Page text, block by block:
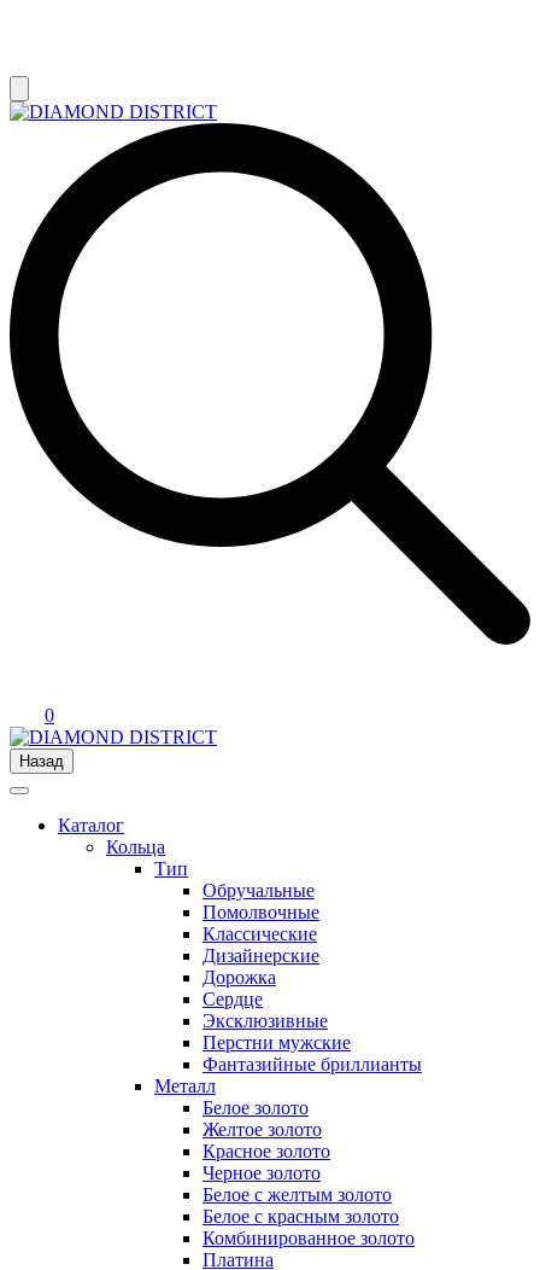
0
Назад
Каталог
Кольца
Тип
Обручальные
Помолвочные
Классические
Дизайнерские
Дорожка
Сердце
Эксклюзивные
Перстни мужские
Фантазийные бриллианты
Металл
Белое золото
Желтое золото
Красное золото
Черное золото
Белое с желтым золото
Белое с красным золото
Комбинированное золото
Платина